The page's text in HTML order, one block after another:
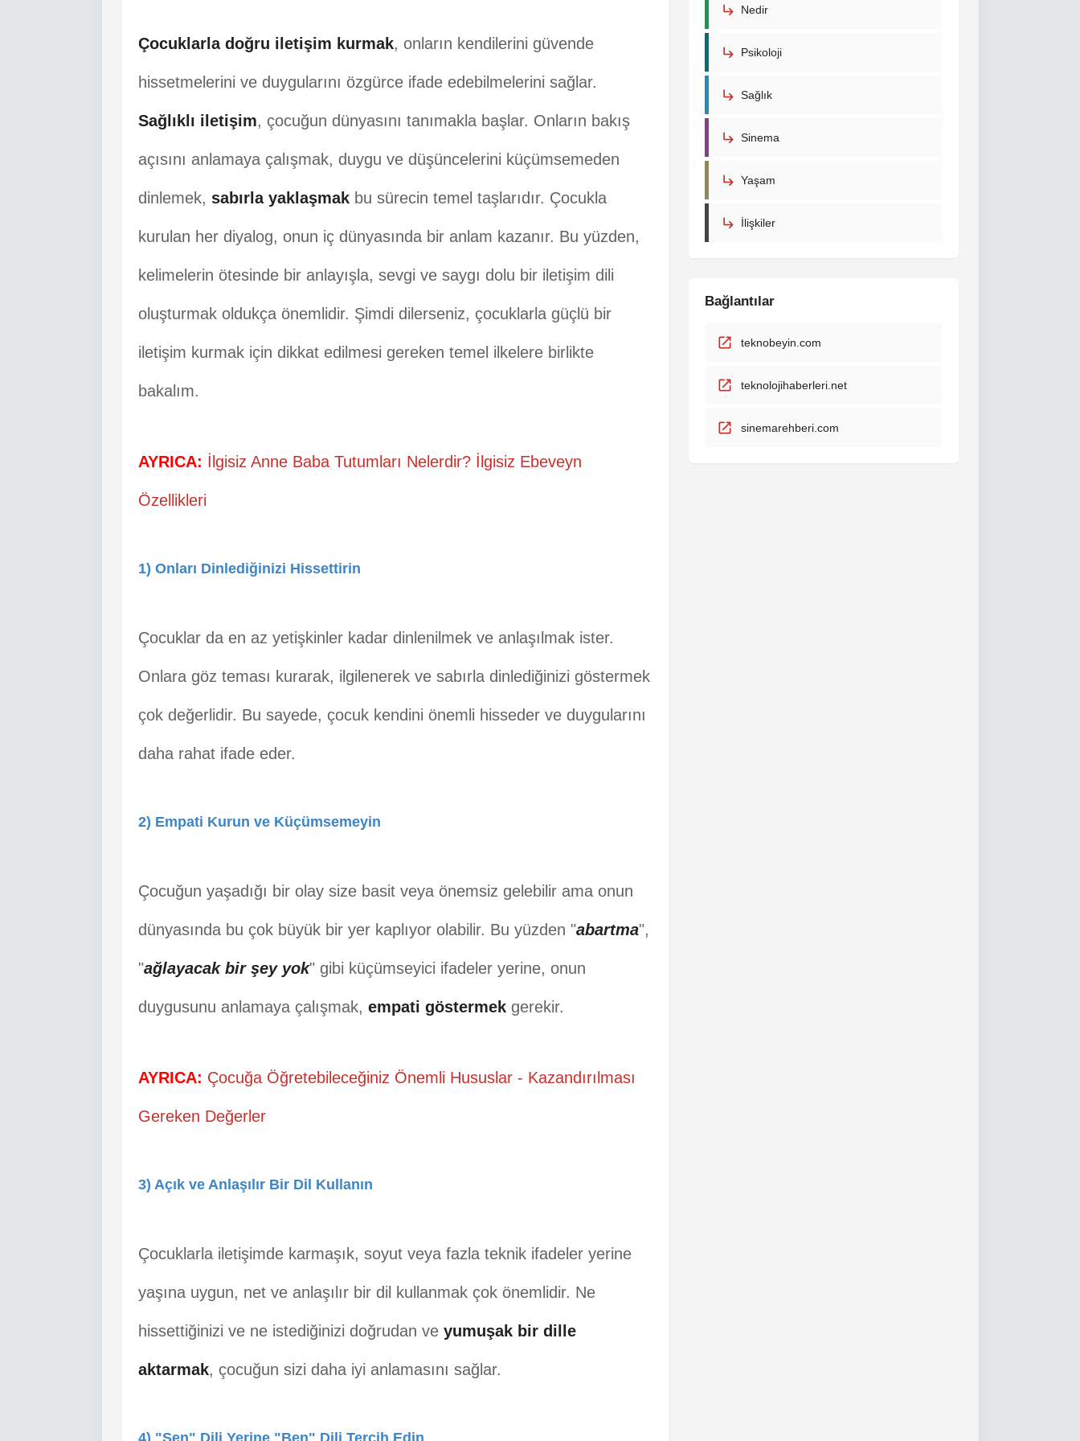
Çocuklarla doğru iletişim kurmak, onların kendilerini güvende
hissetmelerini ve duygularını özgürce ifade edebilmelerini sağlar.
Sağlıklı iletişim, çocuğun dünyasını tanımakla başlar. Onların bakış
açısını anlamaya çalışmak, duygu ve düşüncelerini küçümsemeden
dinlemek, sabırla yaklaşmakbu sürecin temel taşlarıdır. Çocukla
kurulan her diyalog, onun iç dünyasında bir anlam kazanır. Bu yüzden,
kelimelerin ötesinde bir anlayışla, sevgi ve saygı dolu bir iletişim dili
oluşturmak oldukça önemlidir. Şimdi dilerseniz, çocuklarla güçlü bir
iletişim kurmak için dikkat edilmesi gereken temel ilkelere birlikte
bakalım.
AYRICA: İlgisiz Anne Baba Tutumları Nelerdir? İlgisiz Ebeveyn
Özellikleri
1) Onları Dinlediğinizi Hissettirin
Çocuklar da en az yetişkinler kadar dinlenilmek ve anlaşılmak ister.
Onlara göz teması kurarak, ilgilenerek ve sabırla dinlediğinizi göstermek
çok değerlidir. Bu sayede, çocuk kendini önemli hisseder ve duygularını
daha rahat ifade eder.
2) Empati Kurun ve Küçümsemeyin
Çocuğun yaşadığı bir olay size basit veya önemsiz gelebilir ama onun
dünyasında bu çok büyük bir yer kaplıyor olabilir. Bu yüzden "abartma",
"ağlayacak bir şey yok" gibi küçümseyici ifadeler yerine, onun
duygusunu anlamaya çalışmak, empati göstermekgerekir.
AYRICA: Çocuğa Öğretebileceğiniz Önemli Hususlar - Kazandırılması
Gereken Değerler
3) Açık ve Anlaşılır Bir Dil Kullanın
Çocuklarla iletişimde karmaşık, soyut veya fazla teknik ifadeler yerine
yaşına uygun, net ve anlaşılır bir dil kullanmak çok önemlidir. Ne
hissettiğinizi ve ne istediğinizi doğrudan ve yumuşak bir dille
aktarmak, çocuğun sizi daha iyi anlamasını sağlar.
Nedir
Psikoloji
Sağlık
Sinema
Yaşam
İlişkiler
Bağlantılar
teknobeyin.com
teknolojihaberleri.net
sinemarehberi.com